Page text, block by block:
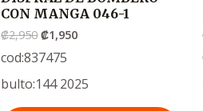
CON MANGA 046-1
₡2,950 ₡1,950
cod:837475
bulto:144 2025